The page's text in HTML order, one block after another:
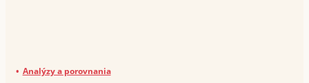
Analýzy a porovnania